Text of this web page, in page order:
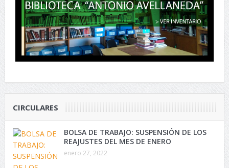
CIRCULARES
BOLSA DE TRABAJO: SUSPENSIÓN DE LOS
REAJUSTES DEL MES DE ENERO
enero 27, 2022